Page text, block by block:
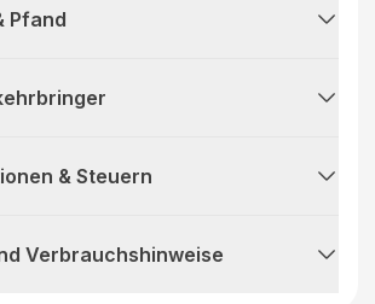
Pfand
& Steuern
Verbrauchshinweise